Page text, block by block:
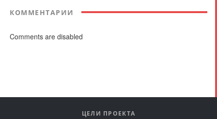
КОММЕНТАРИИ
Comments are disabled
ЦЕЛИ ПРОЕКТА